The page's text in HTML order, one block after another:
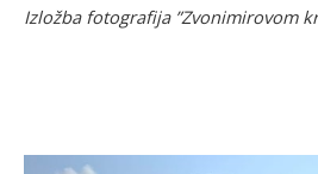
Izložba fotografija ”Zvonimirovom